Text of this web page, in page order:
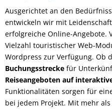
Ausgerichtet an den
entwickeln wir mit
erfolgreiche Online-Angebote.
Vielzahl touristischer Web-
Wordpress zur Verfügung. Ob
Buchungsstrecke für
Reiseangeboten auf
Funktionalitäten sorgen für
bei jedem Projekt. Mit mehr